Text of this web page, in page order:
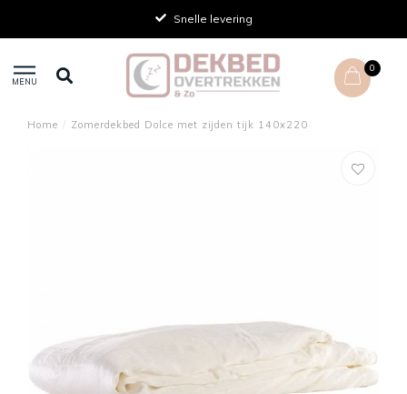
Snelle levering
MENU
0
Home / Zomerdekbed Dolce met zijden tijk 140x220